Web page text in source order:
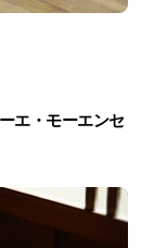
エ・モーエンセ